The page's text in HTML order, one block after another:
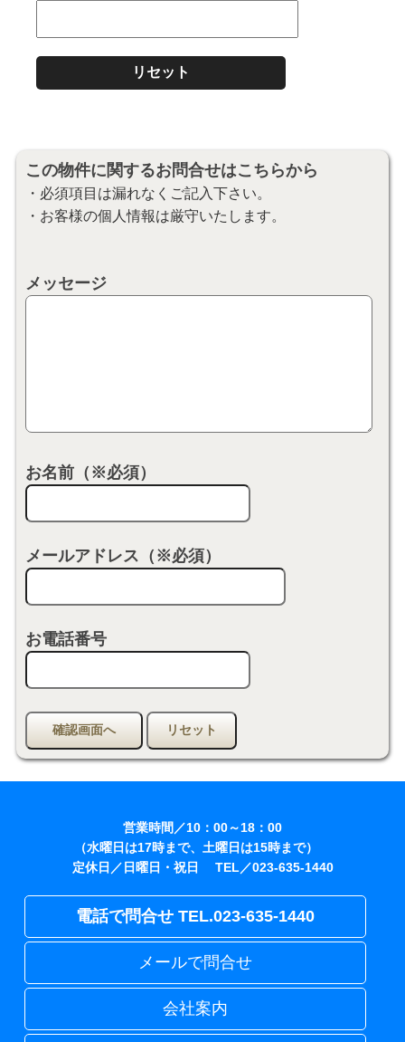
この物件に関するお問合せはこちらから
・必須項目は漏れなくご記入下さい。
・お客様の個人情報は厳守いたします。
メッセージ
お名前（※必須）
メールアドレス（※必須）
お電話番号